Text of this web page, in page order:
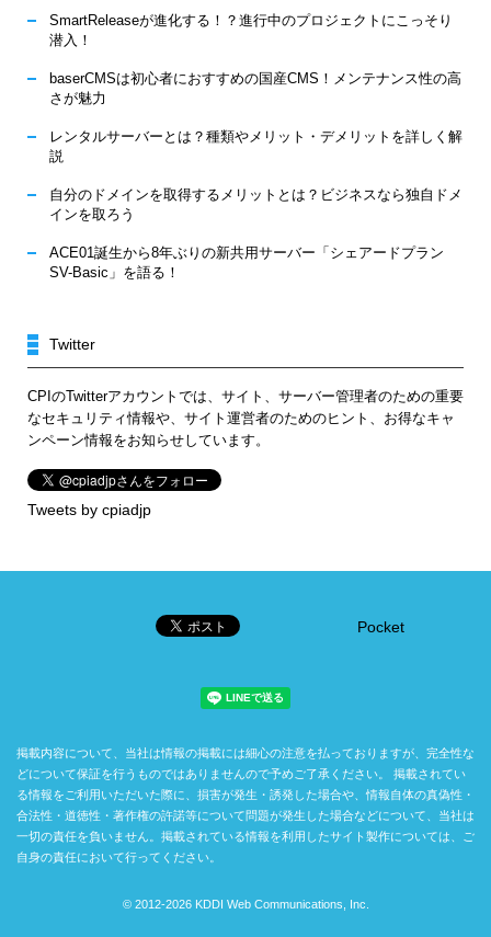
SmartReleaseが進化する！？進行中のプロジェクトにこっそり
潜入！
baserCMSは初心者におすすめの国産CMS！メンテナンス性の高
さが魅力
レンタルサーバーとは？種類やメリット・デメリットを詳しく解
説
自分のドメインを取得するメリットとは？ビジネスなら独自ドメ
インを取ろう
ACE01誕生から8年ぶりの新共用サーバー「シェアードプラン
SV-Basic」を語る！
Twitter
CPIのTwitterアカウントでは、サイト、サーバー管理者のための重要
なセキュリティ情報や、サイト運営者のためのヒント、お得なキャ
ンペーン情報をお知らせしています。
Tweets by cpiadjp
Pocket
掲載内容について、当社は情報の掲載には細心の注意を払っておりますが、完全性な
どについて保証を行うものではありませんので予めご了承ください。 掲載されてい
る情報をご利用いただいた際に、損害が発生・誘発した場合や、情報自体の真偽性・
合法性・道徳性・著作権の許諾等について問題が発生した場合などについて、当社は
一切の責任を負いません。掲載されている情報を利用したサイト製作については、ご
自身の責任において行ってください。
© 2012-2026KDDI Web Communications, Inc.